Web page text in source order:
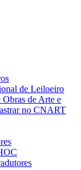
de Leiloeiro
de Arte e
no CNART